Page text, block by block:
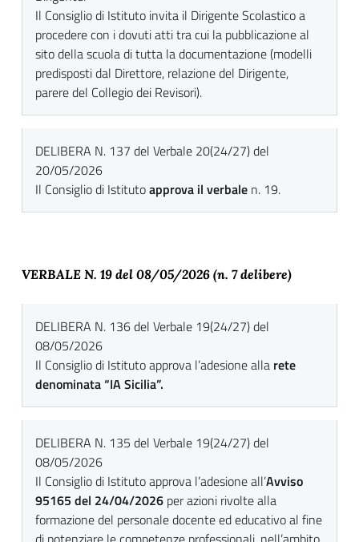
Il Consiglio di Istituto invita il Dirigente Scolastico a
procedere con i dovuti atti tra cui la pubblicazione al
sito della scuola di tutta la documentazione (modelli
predisposti dal Direttore, relazione del Dirigente,
parere del Collegio dei Revisori).
DELIBERA N. 137 del Verbale 20(24/27) del
20/05/2026
Il Consiglio di Istitutoapprova il verbale n. 19.
VERBALE N. 19 del 08/05/2026 (n. 7 delibere)
DELIBERA N. 136 del Verbale 19(24/27) del
08/05/2026
Il Consiglio di Istituto approva l’adesione alla rete
denominata “IA Sicilia”.
DELIBERA N. 135 del Verbale 19(24/27) del
08/05/2026
Il Consiglio di Istituto approva l’adesione all’Avviso
95165 del 24/04/2026 per azioni rivolte alla
formazione del personale docente ed educativo al fine